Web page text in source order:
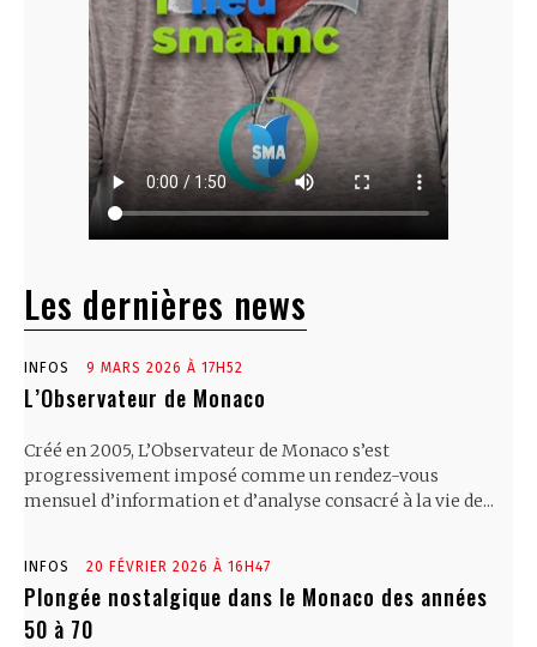
Les dernières news
INFOS 9 MARS 2026 À 17H52
L’Observateur de Monaco
Créé en 2005, L’Observateur de Monaco s’est
progressivement imposé comme un rendez-vous
mensuel d’information et d’analyse consacré à la vie de...
INFOS 20 FÉVRIER 2026 À 16H47
Plongée nostalgique dans le Monaco des années
50 à 70